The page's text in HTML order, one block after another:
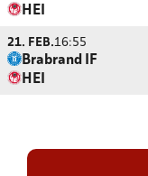
HEI
21. FEB.16:55
Brabrand IF
HEI